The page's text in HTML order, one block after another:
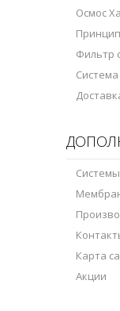
Осмос
Фильтр
Карта
Акции